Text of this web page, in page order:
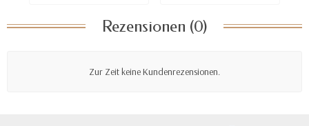
Rezensionen (0)
Zur Zeit keine Kundenrezensionen.